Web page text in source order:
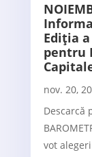
Ediția
pentru
nov. 20,
Descarcă
vot